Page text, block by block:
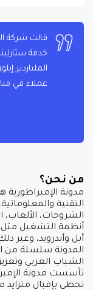
قالت شركة
خدمة
الملياردير
عملاء في
من نحن؟
مدونة
التقنية
الشروحات،
أنظمة التشغيل مثل
أبل وأندرويد، وغير
المدونة سلسلة من
الشباب العربي
تحظى بإقبال متزايد